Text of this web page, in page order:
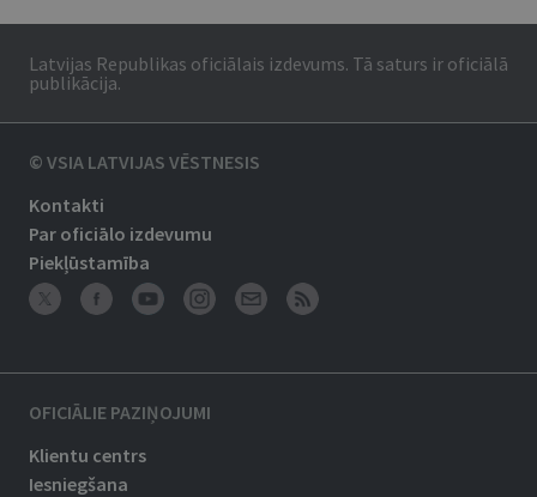
Latvijas Republikas oficiālais izdevums. Tā saturs ir oficiālā
publikācija.
© VSIA LATVIJAS VĒSTNESIS
Kontakti
Par oficiālo izdevumu
Piekļūstamība
OFICIĀLIE PAZIŅOJUMI
Klientu centrs
Iesniegšana